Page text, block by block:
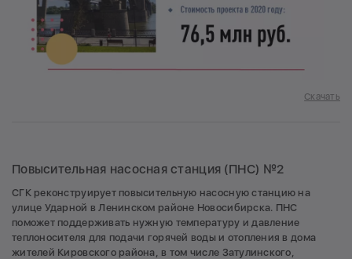
Скачать
Повысительная насосная станция (ПНС) №2
СГК реконструирует повысительную насосную станцию на
улице Ударной в Ленинском районе Новосибирска. ПНС
поможет поддерживать нужную температуру и давление
теплоносителя для подачи горячей воды и отопления в дома
жителей Кировского района, в том числе Затулинского,